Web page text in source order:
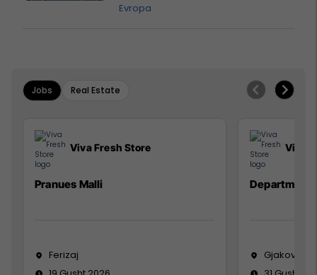
Evropa
Jobs Real Estate
Viva Fresh Store
Pranues Malli
Ferizaj
Viva
Department
Gjakovë